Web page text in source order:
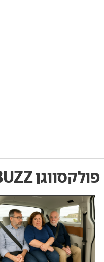
פולקסווגן ID.BUZZ